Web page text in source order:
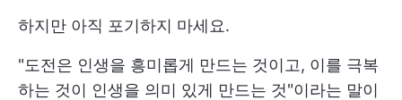
하지만 아직 포기하지 마세요.
"도전은 인생을 흥미롭게 만드는 것이고, 이를 극복
하는 것이 인생을 의미 있게 만드는 것"이라는 말이